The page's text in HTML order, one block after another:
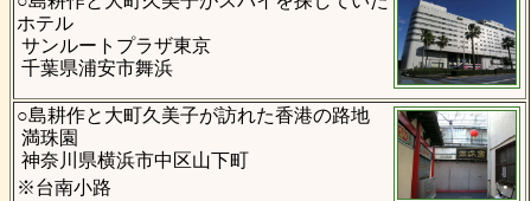
ホテル
サンルートプラザ東京
千葉県浦安市舞浜
○島耕作と大町久美子が訪れた香港の路地
満珠園
神奈川県横浜市中区山下町
※台南小路